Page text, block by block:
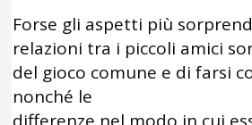
Forse gli aspetti più
relazioni tra i piccoli amici
del gioco comune e di farsi
nonché le